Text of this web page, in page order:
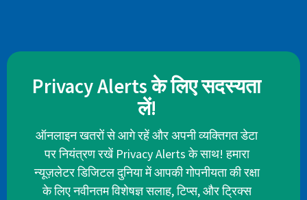
Privacy Alerts के लिए सदस्यता
लें!
ऑनलाइन खतरों से आगे रहें और अपनी व्यक्तिगत डेटा
पर नियंत्रण रखें Privacy Alerts के साथ! हमारा
न्यूज़लेटर डिजिटल दुनिया में आपकी गोपनीयता की रक्षा
के लिए नवीनतम विशेषज्ञ सलाह, टिप्स, और ट्रिक्स